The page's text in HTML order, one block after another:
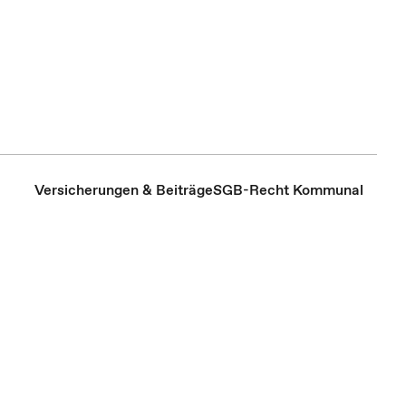
Versicherungen & BeiträgeSGB-Recht Kommunal